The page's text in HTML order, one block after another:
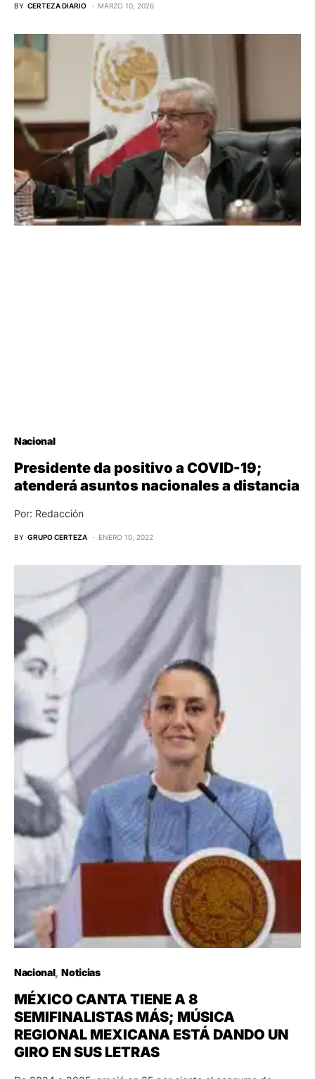
BY CERTEZA DIARIO MARZO 10, 2026
Nacional
Presidente da positivo a COVID-19;
atenderá asuntos nacionales a distancia
Por: Redacción
BY GRUPO CERTEZA ENERO 10, 2022
Nacional Noticias
MÉXICO CANTA TIENE A 8
SEMIFINALISTAS MÁS; MÚSICA
REGIONAL MEXICANA ESTÁ DANDO UN
GIRO EN SUS LETRAS